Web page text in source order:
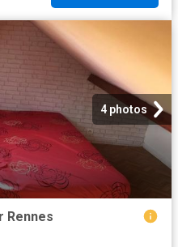
4 photos
Rennes